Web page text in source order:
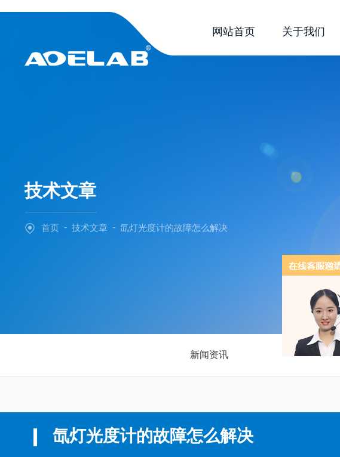
网站首页 关于我们
技术文章
首页 - 技术文章 - 氙灯光度计的故障怎么解决
新闻资讯
氙灯光度计的故障怎么解决